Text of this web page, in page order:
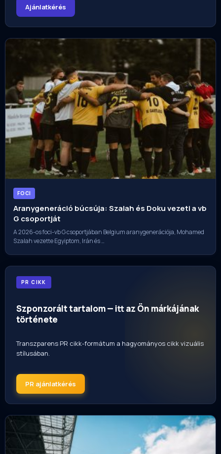
Ajánlatkérés
FOCI
Aranygeneráció búcsúja: Szalah és Doku vezeti a vb
G csoportját
A 2026-os foci-vb G csoportjában Belgium aranygenerációja, Mohamed
Szalah vezette Egyiptom, Irán és …
PR CIKK
Szponzorált tartalom — itt az Ön márkájának
története
Transzparens PR cikk-formátum a hagyományos cikk vizuális
stílusában.
PR ajánlatkérés